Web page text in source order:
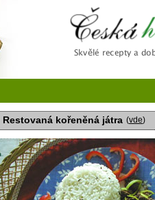
Restovaná kořeněná játra (vde)